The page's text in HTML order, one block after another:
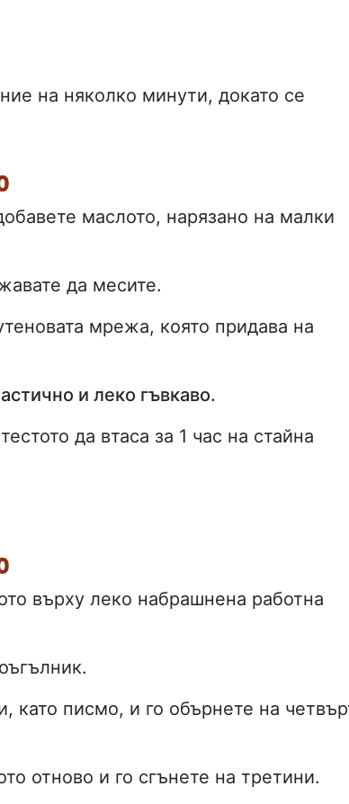
на няколко минути, докато се
маслото, нарязано на малки
да месите.
мрежа, която придава на
и леко гъвкаво.
да втаса за 1 час на стайна
върху леко набрашнена работна
като писмо, и го обърнете на
отново и го сгънете на третини.